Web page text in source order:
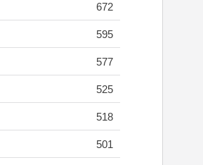
672
595
577
525
518
501